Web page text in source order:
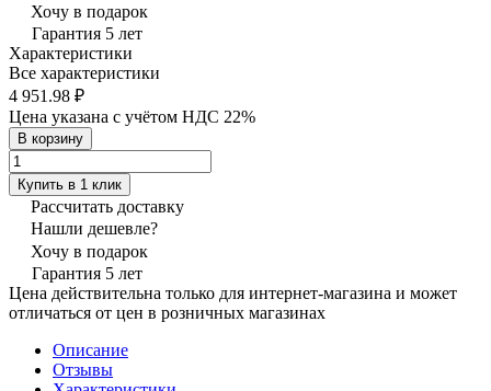
Хочу в подарок
Гарантия 5 лет
Характеристики
Все характеристики
4 951.98 ₽
Цена указана с учётом НДС 22%
В корзину
Купить в 1 клик
Рассчитать доставку
Нашли дешевле?
Хочу в подарок
Гарантия 5 лет
Цена действительна только для интернет-магазина и может
отличаться от цен в розничных магазинах
Описание
Отзывы